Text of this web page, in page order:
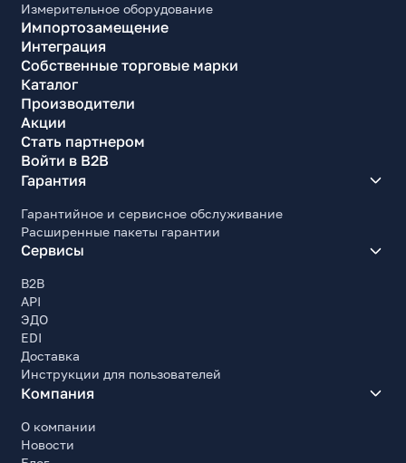
Измерительное оборудование
Импортозамещение
Интеграция
Собственные торговые марки
Каталог
Производители
Акции
Стать партнером
Войти в B2B
Гарантия
Гарантийное и сервисное обслуживание
Расширенные пакеты гарантии
Сервисы
B2B
API
ЭДО
EDI
Доставка
Инструкции для пользователей
Компания
О компании
Новости